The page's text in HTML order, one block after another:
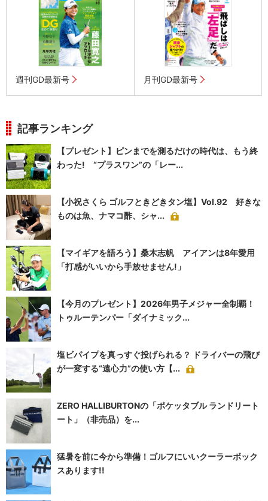
週刊GD最新号 月刊GD最新号
記事ランキング
【プレゼント】ピンまでを測るだけの時代は、もう終
わった! “プラスワン”の「レー...
【小祝さくら ゴルフときどきタン塩】Vol.92 好きな
ものは魚、ナマコ酢、シャ...
【マイギアを語ろう】桑木志帆 アイアンは8年愛用
「打感がいいから手放せません!」
【今月のプレゼント】2026年男子メジャー全制覇！
トゥルーテンパー「ダイナミック...
塩ビパイプを真っすぐ投げられる？ ドライバーの飛び
が一変する“遠心力”の使い方【...
ZERO HALLIBURTONの「ポケッタブル ランドリート
ート」（非売品）を...
猛暑を前に今から準備！ゴルフにいいクーラーボック
スあります!!